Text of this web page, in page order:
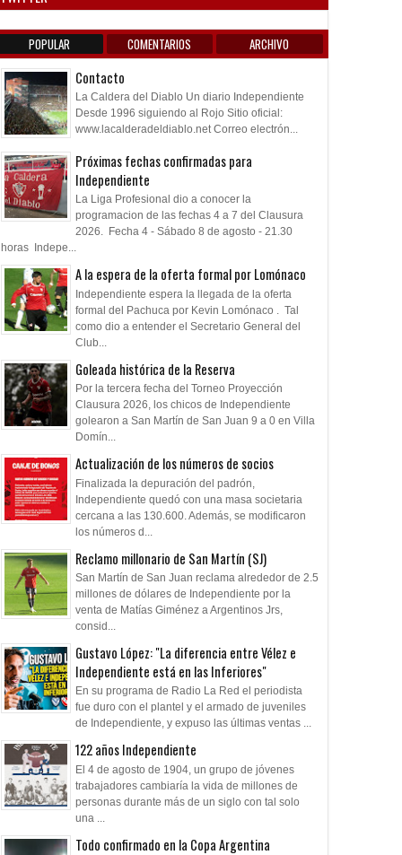
al ascenso
Aug
2026
Román a préstamo
22
POPULAR COMENTARIOS ARCHIVO
Contacto
La Caldera del Diablo Un diario Independiente
Desde 1996 siguiendo al Rojo Sitio oficial:
www.lacalderadeldiablo.net Correo electrón...
Próximas fechas confirmadas para
Independiente
La Liga Profesional dio a conocer la
programacion de las fechas 4 a 7 del Clausura
2026. Fecha 4 - Sábado 8 de agosto - 21.30
horas Indepe...
A la espera de la oferta formal por Lomónaco
Independiente espera la llegada de la oferta
formal del Pachuca por Kevin Lomónaco . Tal
como dio a entender el Secretario General del
Club...
Goleada histórica de la Reserva
Por la tercera fecha del Torneo Proyección
Clausura 2026, los chicos de Independiente
golearon a San Martín de San Juan 9 a 0 en Villa
Domín...
Actualización de los números de socios
Finalizada la depuración del padrón,
Independiente quedó con una masa societaria
cercana a las 130.600. Además, se modificaron
los números d...
Reclamo millonario de San Martín (SJ)
San Martín de San Juan reclama alrededor de 2.5
millones de dólares de Independiente por la
venta de Matías Giménez a Argentinos Jrs,
consid...
Gustavo López: "La diferencia entre Vélez e
Independiente está en las Inferiores"
En su programa de Radio La Red el periodista
fue duro con el plantel y el armado de juveniles
de Independiente, y expuso las últimas ventas ...
122 años Independiente
El 4 de agosto de 1904, un grupo de jóvenes
trabajadores cambiaría la vida de millones de
personas durante más de un siglo con tal solo
una ...
Todo confirmado en la Copa Argentina